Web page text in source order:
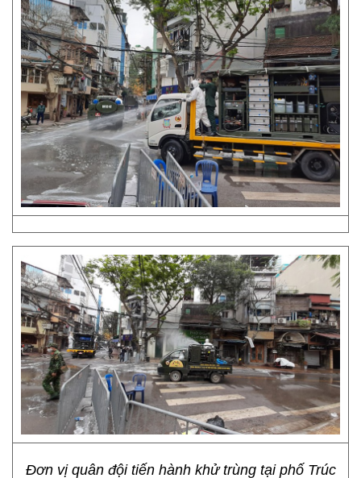
Đơn vị quân đội tiến hành khử trùng tại phố Trúc